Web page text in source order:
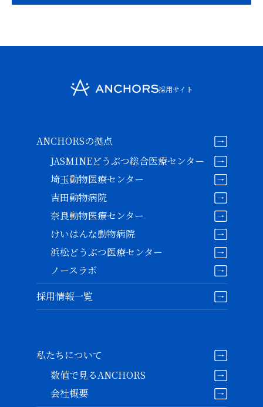
採用サイト
ANCHORSの拠点
JASMINEどうぶつ総合医療センター
埼玉動物医療センター
吉田動物病院
奈良動物医療センター
けいはんな動物病院
浜松どうぶつ医療センター
ノースラボ
採用情報一覧
私たちについて
数値で見るANCHORS
会社概要